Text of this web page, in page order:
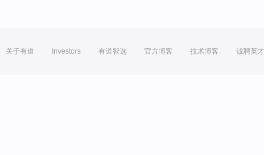
关于有道 Investors 有道智选 官方博客 技术博客 诚聘英才